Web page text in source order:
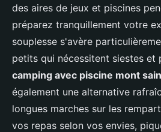
des aires de jeux et piscines
préparez tranquillement votre
souplesse s'avère
petits qui nécessitent siestes et
camping avec piscine mont
également une alternative
longues marches sur les
vos repas selon vos envies,